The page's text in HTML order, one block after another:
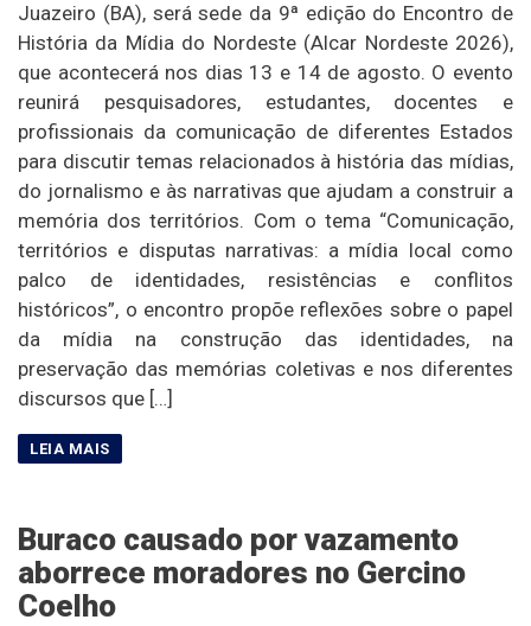
Juazeiro (BA), será sede da 9ª edição do Encontro de
História da Mídia do Nordeste (Alcar Nordeste 2026),
que acontecerá nos dias 13 e 14 de agosto. O evento
reunirá pesquisadores, estudantes, docentes e
profissionais da comunicação de diferentes Estados
para discutir temas relacionados à história das mídias,
do jornalismo e às narrativas que ajudam a construir a
memória dos territórios. Com o tema “Comunicação,
territórios e disputas narrativas: a mídia local como
palco de identidades, resistências e conflitos
históricos”, o encontro propõe reflexões sobre o papel
da mídia na construção das identidades, na
preservação das memórias coletivas e nos diferentes
discursos que […]
Buraco causado por vazamento
aborrece moradores no Gercino
Coelho